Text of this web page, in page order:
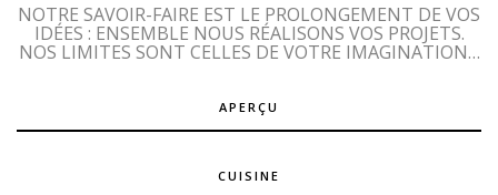
NOTRE SAVOIR-FAIRE EST LE PROLONGEMENT DE VOS
IDÉES : ENSEMBLE NOUS RÉALISONS VOS PROJETS.
NOS LIMITES SONT CELLES DE VOTRE IMAGINATION…
APERÇU
CUISINE